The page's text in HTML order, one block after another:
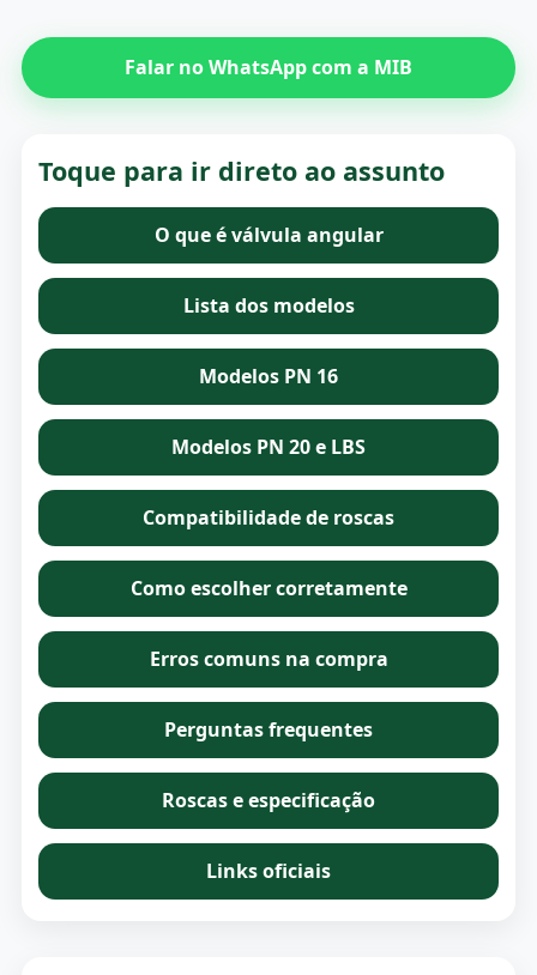
Falar no WhatsApp com a MIB
Toque para ir direto ao assunto
O que é válvula angular
Lista dos modelos
Modelos PN 16
Modelos PN 20 e LBS
Compatibilidade de roscas
Como escolher corretamente
Erros comuns na compra
Perguntas frequentes
Roscas e especificação
Links oficiais